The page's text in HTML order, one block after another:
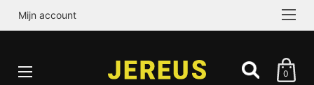
Mijn account
0